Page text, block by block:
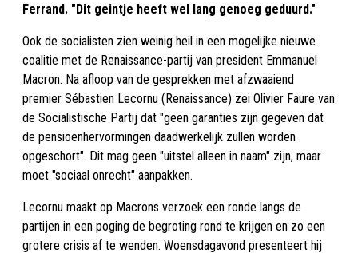
Ferrand. "Dit geintje heeft wel lang genoeg geduurd."
Ook de socialisten zien weinig heil in een mogelijke nieuwe
coalitie met de Renaissance-partij van president Emmanuel
Macron. Na afloop van de gesprekken met afzwaaiend
premier Sébastien Lecornu (Renaissance) zei Olivier Faure van
de Socialistische Partij dat "geen garanties zijn gegeven dat
de pensioenhervormingen daadwerkelijk zullen worden
opgeschort". Dit mag geen "uitstel alleen in naam" zijn, maar
moet "sociaal onrecht" aanpakken.
Lecornu maakt op Macrons verzoek een ronde langs de
partijen in een poging de begroting rond te krijgen en zo een
grotere crisis af te wenden. Woensdagavond presenteert hij